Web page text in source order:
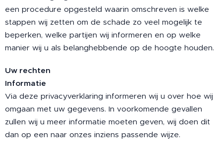
een procedure opgesteld waarin omschreven is welke
stappen wij zetten om de schade zo veel mogelijk te
beperken, welke partijen wij informeren en op welke
manier wij u als belanghebbende op de hoogte houden.
Uw rechten
Informatie
Via deze privacyverklaring informeren wij u over hoe wij
omgaan met uw gegevens. In voorkomende gevallen
zullen wij u meer informatie moeten geven, wij doen dit
dan op een naar onzes inziens passende wijze.